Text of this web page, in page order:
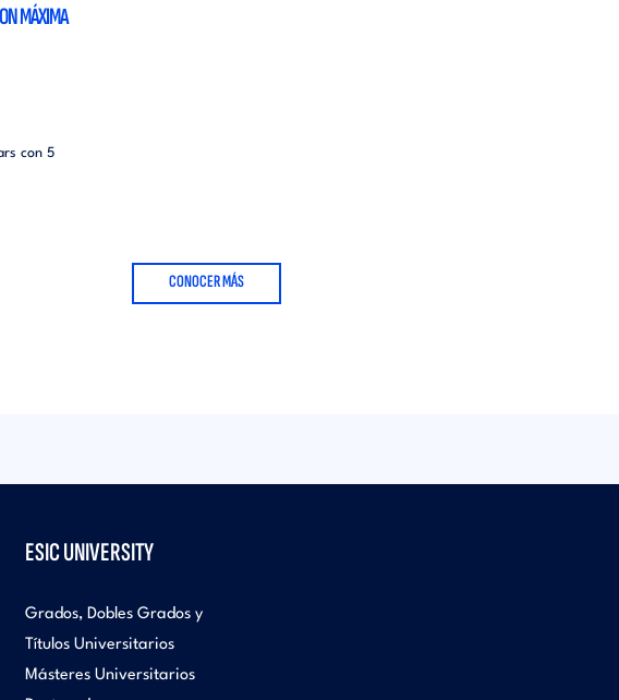
MÁXIMA
con 5
CONOCER MÁS
ESIC UNIVERSITY
Grados, Dobles Grados y
Títulos Universitarios
Másteres Universitarios